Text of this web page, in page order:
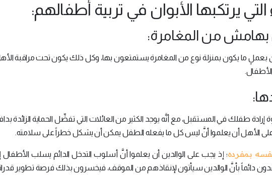
يرتكبها الأبوان في تربية أطفالهم:
بعملٍ ما يكون بمنزلة نوع من المغامرة يستمتعون بها، وكل ذلك يكون تحت مراقبة
طفلك في المستقبل، مع أنَّه يوجد الكثير من العائلات التي تفضِّل الحماية الزائدة
الأهل أن يعلموا أنَّ ليس كل ما يفعله الطفل يمكن أن يشكل خطراً على سلامته.
بمفرده؛ إذ يجب على الوالدين أن يعلموا أنَّ أسلوب التدخل الدائم يسلب الأطفال
دائماً بأنَّ الوالدين سيأتون لإنقاذهم من الموقف، فيخسرون بذلك فرصة تطوير